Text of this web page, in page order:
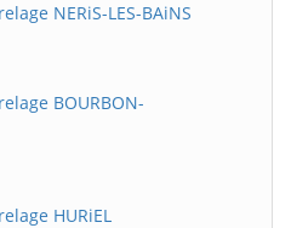
NERiS-LES-BAiNS
BOURBON-
HURiEL